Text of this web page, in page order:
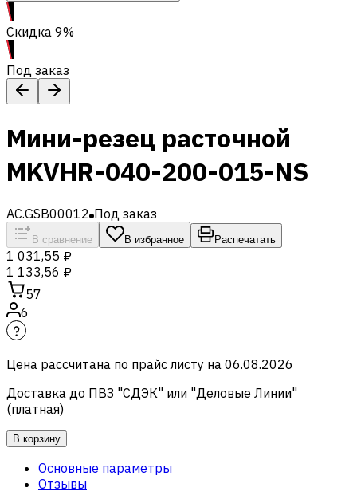
Скидка 9%
Под заказ
Мини-резец расточной
MKVHR-040-200-015-NS
AC.GSB00012 Под заказ
В сравнение В избранное Распечатать
1 031,55 ₽
1 133,56 ₽
57
6
Цена рассчитана по прайс листу на 06.08.2026
Доставка до ПВЗ "СДЭК" или "Деловые Линии"
(платная)
В корзину
Основные параметры
Отзывы